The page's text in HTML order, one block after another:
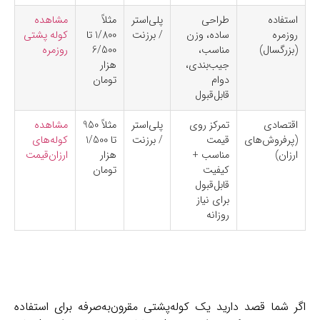
استفاده
روزمره
(بزرگسال)
طراحی
ساده، وزن
مناسب،
جیب‌بندی،
دوام
قابل‌قبول
پلی‌استر
/ برزنت
مثلاً
1/800 تا
6/500
هزار
تومان
مشاهده
کوله پشتی
روزمره
اقتصادی
(پرفروش‌های
ارزان)
تمرکز روی
قیمت
مناسب +
کیفیت
قابل‌قبول
برای نیاز
روزانه
پلی‌استر
/ برزنت
مثلاً 950
تا 1/500
هزار
تومان
مشاهده
کوله‌های
ارزان‌قیمت
اگر شما قصد دارید یک کوله‌پشتی مقرون‌به‌صرفه برای استفاده